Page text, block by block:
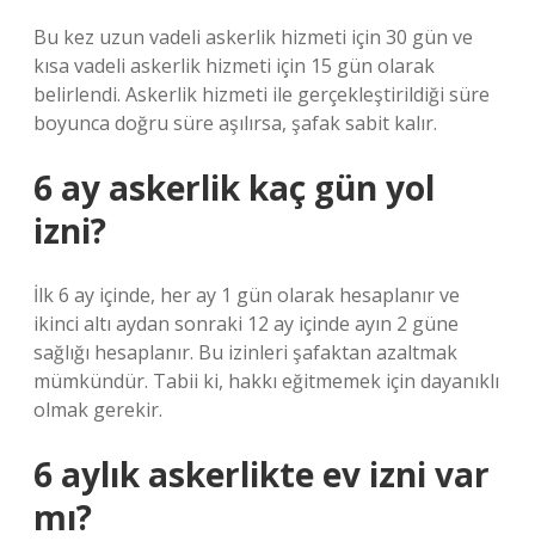
Bu kez uzun vadeli askerlik hizmeti için 30 gün ve
kısa vadeli askerlik hizmeti için 15 gün olarak
belirlendi. Askerlik hizmeti ile gerçekleştirildiği süre
boyunca doğru süre aşılırsa, şafak sabit kalır.
6 ay askerlik kaç gün yol
izni?
İlk 6 ay içinde, her ay 1 gün olarak hesaplanır ve
ikinci altı aydan sonraki 12 ay içinde ayın 2 güne
sağlığı hesaplanır. Bu izinleri şafaktan azaltmak
mümkündür. Tabii ki, hakkı eğitmemek için dayanıklı
olmak gerekir.
6 aylık askerlikte ev izni var
mı?